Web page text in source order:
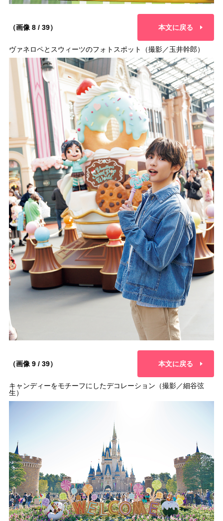
（画像 8 / 39） 本文に戻る
ヴァネロペとスウィーツのフォトスポット（撮影／玉井幹郎）
（画像 9 / 39） 本文に戻る
キャンディーをモチーフにしたデコレーション（撮影／細谷弦
生）